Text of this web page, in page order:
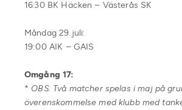
16:30 BK Häcken – Västerås SK
Måndag 29 juli:
19:00 AIK – GAIS
Omgång 17:
* OBS. Två matcher spelas i maj på
överenskommelse med klubb med